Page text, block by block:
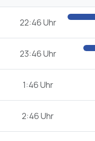
22:46 Uhr
23:46 Uhr
1:46 Uhr
2:46 Uhr